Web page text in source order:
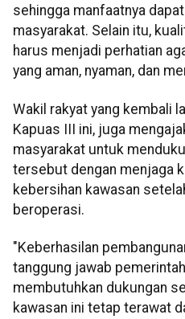
sehingga manfaatnya
masyarakat. Selain itu,
harus menjadi perhatian
yang aman, nyaman, dan
Wakil rakyat yang kembali
Kapuas III ini, juga
masyarakat untuk
tersebut dengan menjaga
kebersihan kawasan
beroperasi.
"Keberhasilan
tanggung jawab
membutuhkan dukungan
kawasan ini tetap terawat